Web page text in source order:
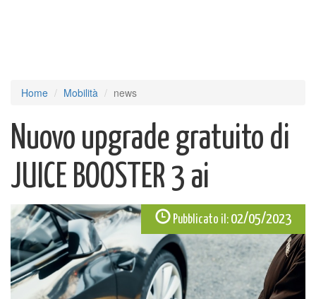
Home Mobilità news
Nuovo upgrade gratuito di
JUICE BOOSTER 3 ai
Pubblicato il: 02/05/2023